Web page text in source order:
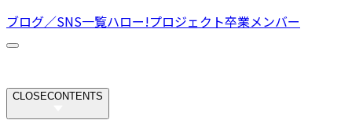
ブログ／SNS一覧ハロー!プロジェクト卒業メンバー
CLOSECONTENTS